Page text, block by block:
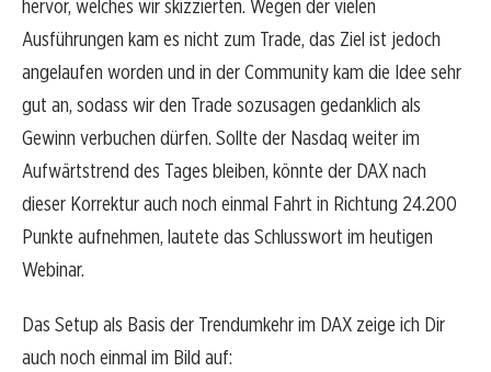
hervor, welches wir skizzierten. Wegen der vielen
Ausführungen kam es nicht zum Trade, das Ziel ist jedoch
angelaufen worden und in der Community kam die Idee sehr
gut an, sodass wir den Trade sozusagen gedanklich als
Gewinn verbuchen dürfen. Sollte der Nasdaq weiter im
Aufwärtstrend des Tages bleiben, könnte der DAX nach
dieser Korrektur auch noch einmal Fahrt in Richtung 24.200
Punkte aufnehmen, lautete das Schlusswort im heutigen
Webinar.
Das Setup als Basis der Trendumkehr im DAX zeige ich Dir
auch noch einmal im Bild auf: